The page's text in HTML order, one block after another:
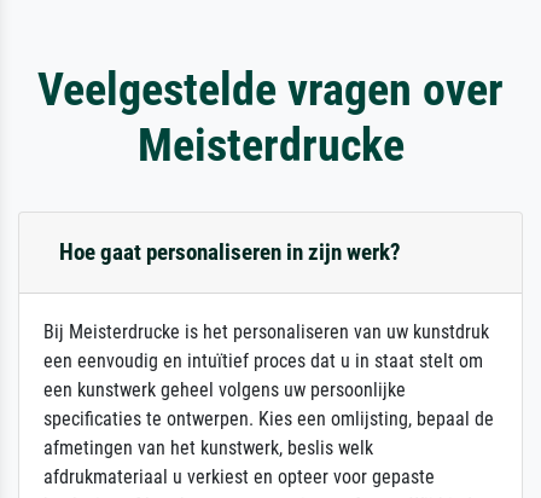
Veelgestelde vragen over
Meisterdrucke
Hoe gaat personaliseren in zijn werk?
Bij Meisterdrucke is het personaliseren van uw kunstdruk
een eenvoudig en intuïtief proces dat u in staat stelt om
een kunstwerk geheel volgens uw persoonlijke
specificaties te ontwerpen. Kies een omlijsting, bepaal de
afmetingen van het kunstwerk, beslis welk
afdrukmateriaal u verkiest en opteer voor gepaste